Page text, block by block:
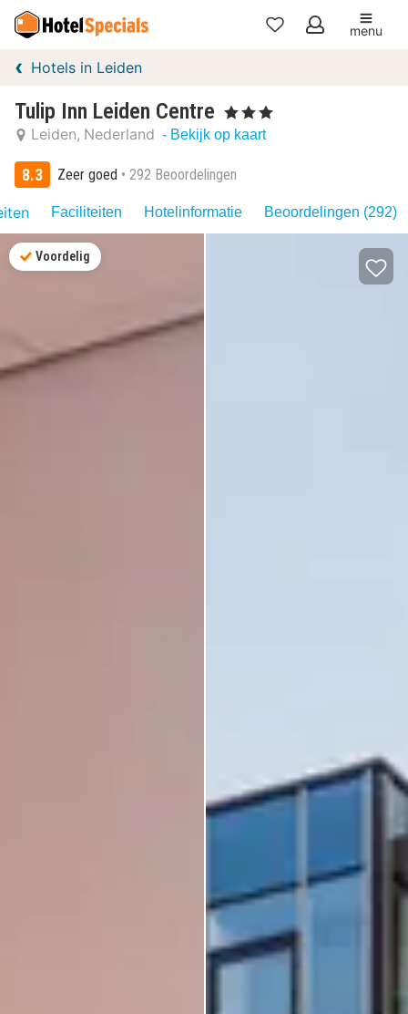
Mijn
menu
Hotels in Leiden
Tulip Inn Leiden Centre , 3 Sterren
Leiden Nederland - Bekijk op kaart
8.3 Zeer goed 292 Beoordelingen
Faciliteiten Hotelinformatie Beoordelingen (292)
Voordelig